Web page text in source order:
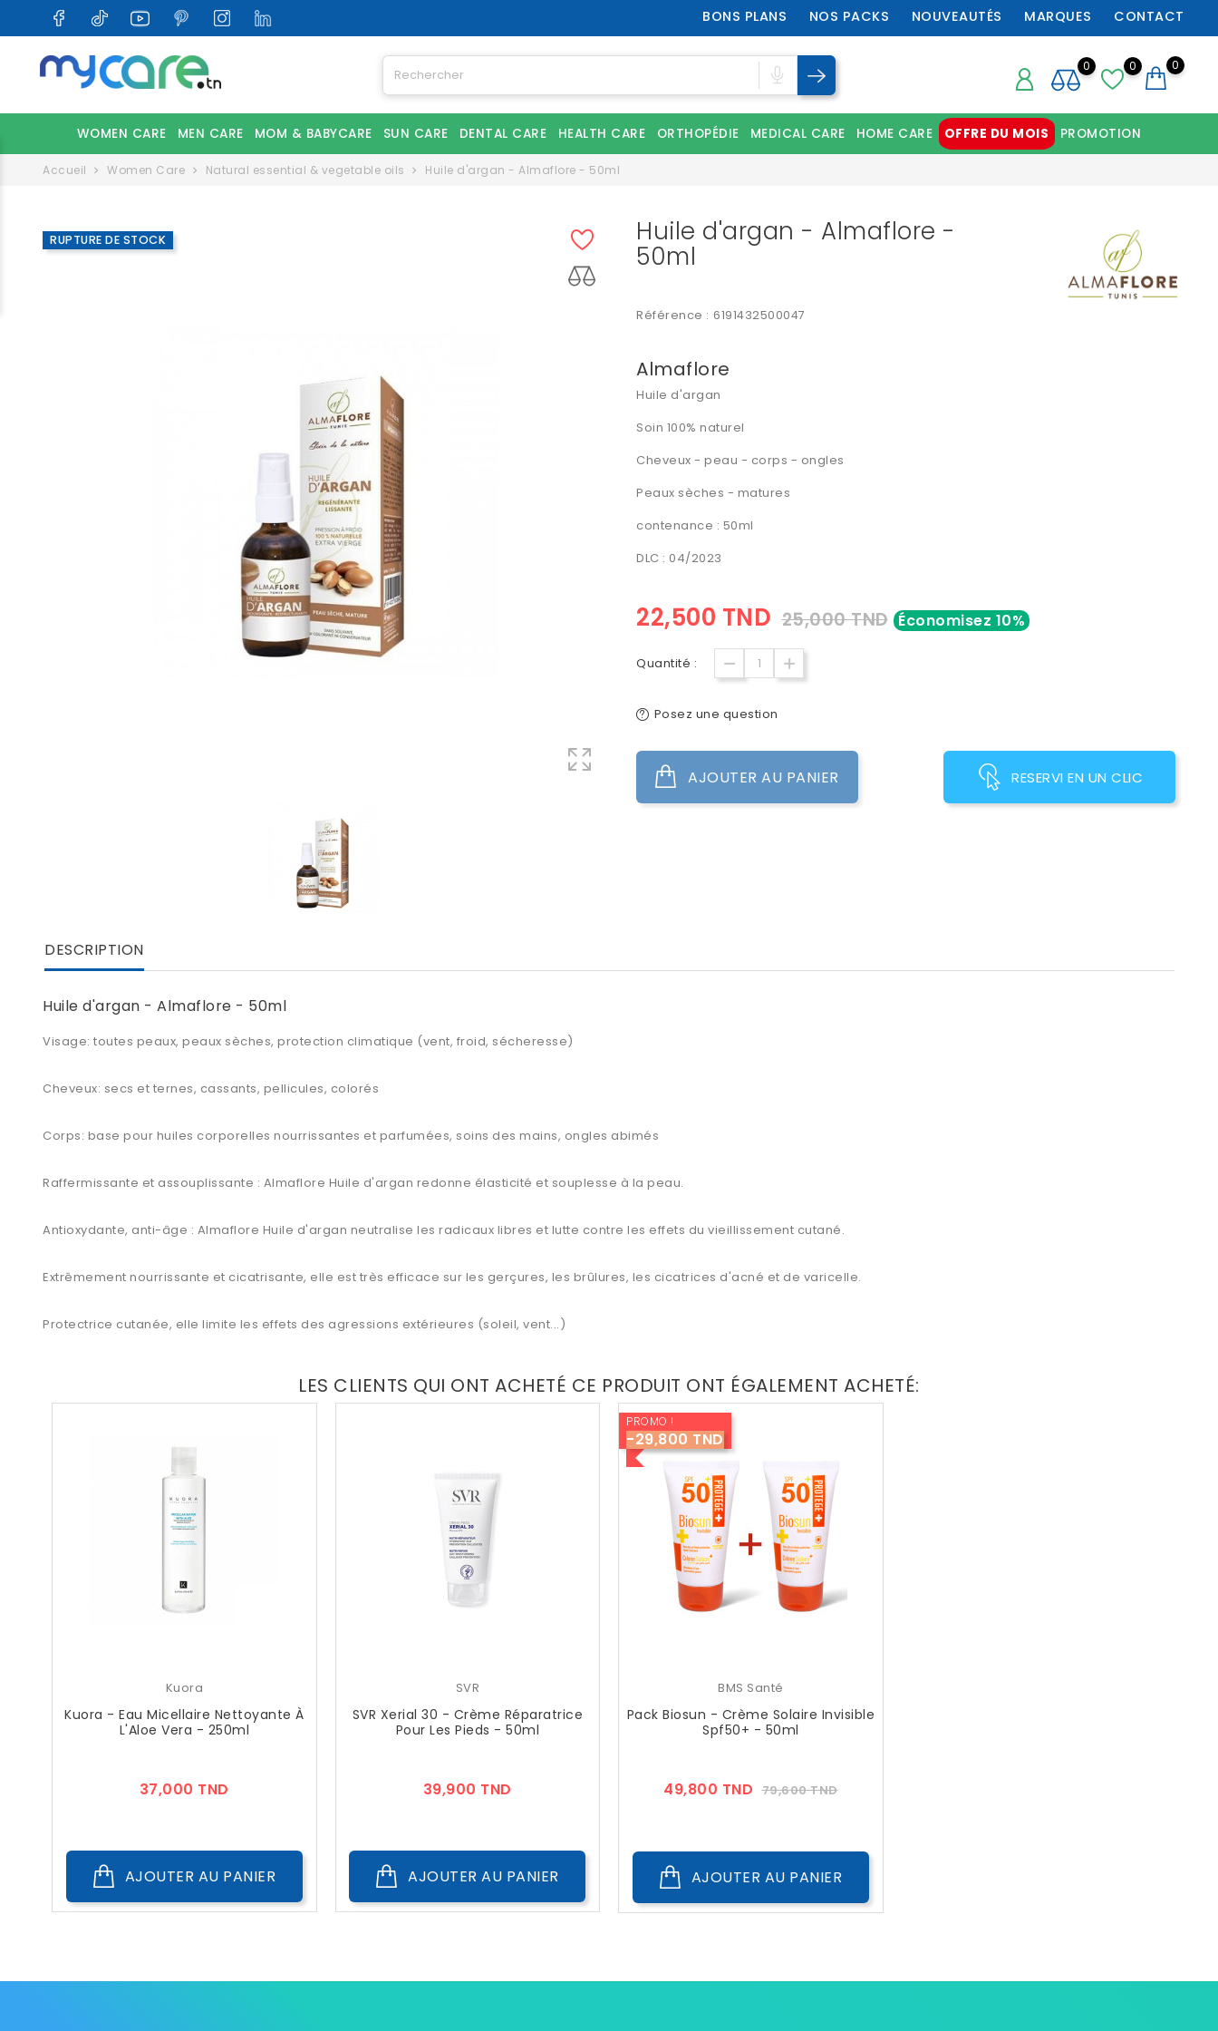
BONS PLANS NOS PACKS NOUVEAUTÉS MARQUES CONTACT
0 0
0
WOMEN CARE MEN CARE MOM & BABYCARE SUN CARE DENTAL CARE HEALTH CARE ORTHOPÉDIE MEDICAL CARE HOME CARE OFFRE DU MOIS PROMOTION
Accueil Women Care Natural essential & vegetable oils Huile d'argan - Almaflore - 50ml
RUPTURE DE STOCK Huile d'argan - Almaflore -
50ml
Référence : 6191432500047
Almaflore
Huile d'argan
Soin 100% naturel
Cheveux - peau - corps - ongles
Peaux sèches - matures
contenance : 50ml
DLC : 04/2023
22,500 TND 25,000 TND Économisez 10%
Quantité :
Posez une question
AJOUTER AU PANIER RESERVI EN UN CLIC
DESCRIPTION
Huile d'argan - Almaflore - 50ml
Visage: toutes peaux, peaux sèches, protection climatique (vent, froid, sécheresse)
Cheveux: secs et ternes, cassants, pellicules, colorés
Corps: base pour huiles corporelles nourrissantes et parfumées, soins des mains, ongles abimés
Raffermissante et assouplissante : Almaflore Huile d'argan redonne élasticité et souplesse à la peau.
Antioxydante, anti-âge : Almaflore Huile d'argan neutralise les radicaux libres et lutte contre les effets du vieillissement cutané.
Extrêmement nourrissante et cicatrisante, elle est très efficace sur les gerçures, les brûlures, les cicatrices d'acné et de varicelle.
Protectrice cutanée, elle limite les effets des agressions extérieures (soleil, vent...)
LES CLIENTS QUI ONT ACHETÉ CE PRODUIT ONT ÉGALEMENT ACHETÉ:
Kuora
Kuora - Eau Micellaire Nettoyante À
L'Aloe Vera - 250ml
37,000 TND
AJOUTER AU PANIER
SVR
SVR Xerial 30 - Crème Réparatrice
Pour Les Pieds - 50ml
39,900 TND
AJOUTER AU PANIER
PROMO !
-29,800 TND
BMS Santé
Pack Biosun - Crème Solaire Invisible
Spf50+ - 50ml
49,800 TND Prix
79,600 TNDPrix
AJOUTER AU PANIER